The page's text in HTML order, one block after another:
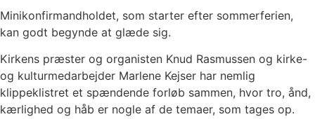
Minikonfirmandholdet, som starter efter sommerferien,
kan godt begynde at glæde sig.
Kirkens præster og organisten Knud Rasmussen og kirke-
og kulturmedarbejder Marlene Kejser har nemlig
klippeklistret et spændende forløb sammen, hvor tro, ånd,
kærlighed og håb er nogle af de temaer, som tages op.